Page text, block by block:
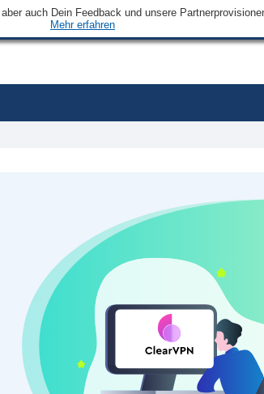
auch Dein Feedback und unsere
Mehr erfahren